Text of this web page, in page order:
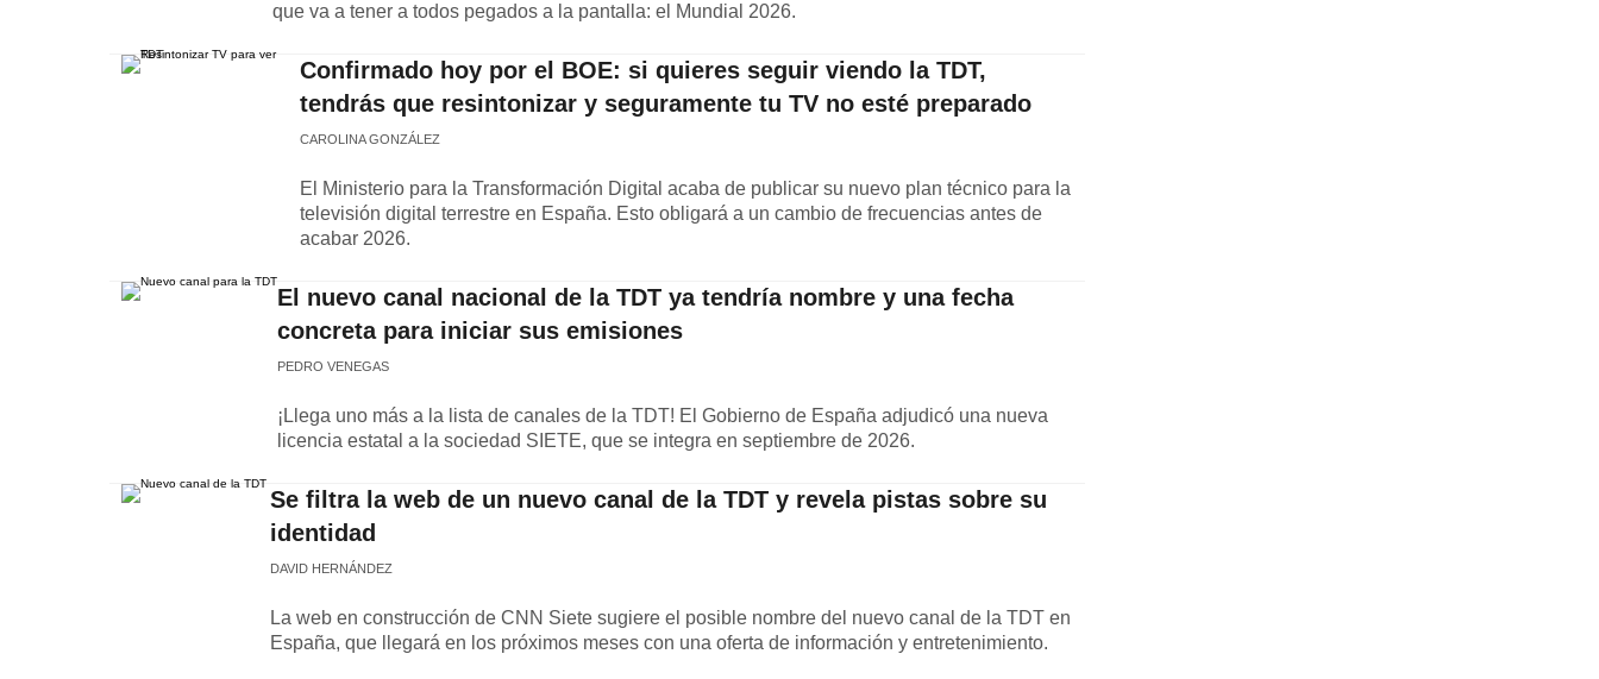
que va a tener a todos pegados a la pantalla: el Mundial 2026.
Confirmado hoy por el BOE: si quieres seguir viendo la TDT,
tendrás que resintonizar y seguramente tu TV no esté preparado
CAROLINA GONZÁLEZ
El Ministerio para la Transformación Digital acaba de publicar su nuevo plan técnico para la
televisión digital terrestre en España. Esto obligará a un cambio de frecuencias antes de
acabar 2026.
El nuevo canal nacional de la TDT ya tendría nombre y una fecha
concreta para iniciar sus emisiones
PEDRO VENEGAS
¡Llega uno más a la lista de canales de la TDT! El Gobierno de España adjudicó una nueva
licencia estatal a la sociedad SIETE, que se integra en septiembre de 2026.
Se filtra la web de un nuevo canal de la TDT y revela pistas sobre su
identidad
DAVID HERNÁNDEZ
La web en construcción de CNN Siete sugiere el posible nombre del nuevo canal de la TDT en
España, que llegará en los próximos meses con una oferta de información y entretenimiento.